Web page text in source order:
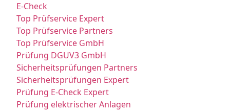
E-Check
Top Prüfservice Expert
Top Prüfservice Partners
Top Prüfservice GmbH
Prüfung DGUV3 GmbH
Sicherheitsprüfungen Partners
Sicherheitsprüfungen Expert
Prüfung E-Check Expert
Prüfung elektrischer Anlagen